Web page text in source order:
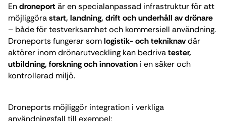
Endroneportär en specialanpassad infrastruktur för att
möjliggörastart, landning, drift och underhåll av drönare
– både för testverksamhet och kommersiell användning.
Droneports fungerar somlogistik- och tekniknavdär
aktörer inom drönarutveckling kan bedrivatester,
utbildning, forskning och innovation i en säker och
kontrollerad miljö.
Droneports möjliggör integration i verkliga
användningsfall till exempel: